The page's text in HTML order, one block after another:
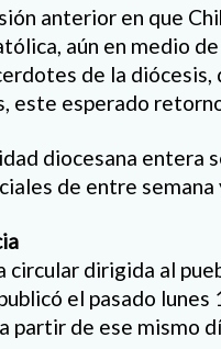
anterior en que
aún en medio
de la
este esperado
diocesana entera
de entre
circular dirigida al
el pasado
partir de ese mismo